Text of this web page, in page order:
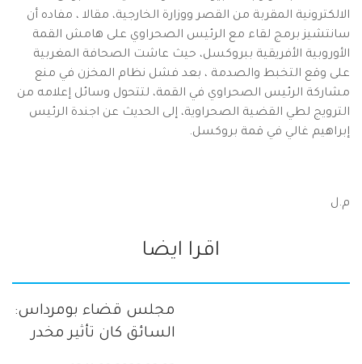
الالكترونية المقربة من القصر ووزارة الخارجية، مقالا ، مفاده أن
سانتشيز برمج لقاء مع الرئيس الصحراوي على هامش القمة
الأوروبية الأفريقية ببروكسل، حيث عاشت الصحافة المغربية
على وقع التخبط والصدمة ، بعد فشل نظام المخزن في منع
مشاركة الرئيس الصحراوي في القمة، لتتحول وسائل إعلامه من
الترويج لطي القضية الصحراوية، إلى الحديث عن اجندة الرئيس
إبراهيم غالي في قمة بروكسل.
م.ل
اقرا ايضا
مجلس قضاء بومرداس:
السائق كان تأثير مخدر